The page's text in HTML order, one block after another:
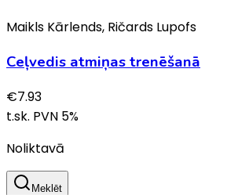
Maikls Kārlends, Ričards Lupofs
Ceļvedis atmiņas trenēšanā
€7.93
t.sk. PVN 5%
Noliktavā
Meklēt